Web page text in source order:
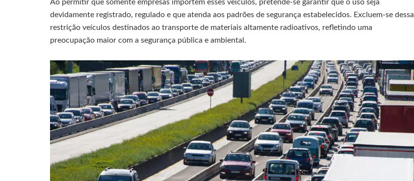
Ao permitir que somente empresas importem esses veículos, pretende-se garantir que o uso seja
devidamente registrado, regulado e que atenda aos padrões de segurança estabelecidos. Excluem-se dessa
restrição veículos destinados ao transporte de materiais altamente radioativos, refletindo uma
preocupação maior com a segurança pública e ambiental.